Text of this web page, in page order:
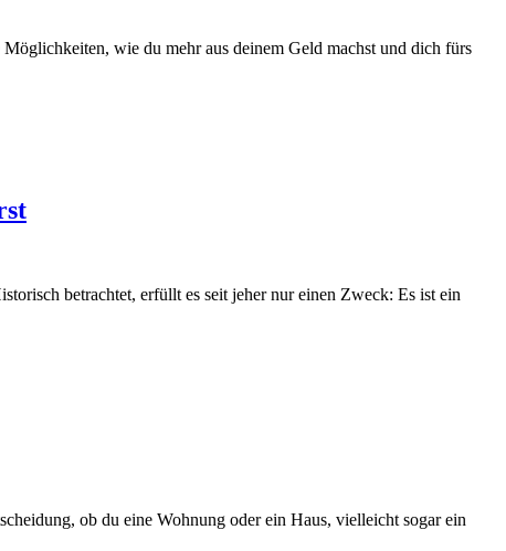
wie du mehr aus deinem Geld machst und dich fürs
betrachtet, erfüllt es seit jeher nur einen Zweck: Es ist ein
ob du eine Wohnung oder ein Haus, vielleicht sogar ein